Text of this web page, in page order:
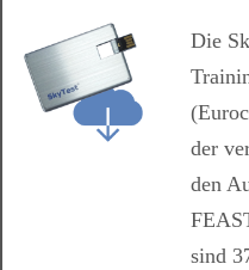
Die
der
den
sind